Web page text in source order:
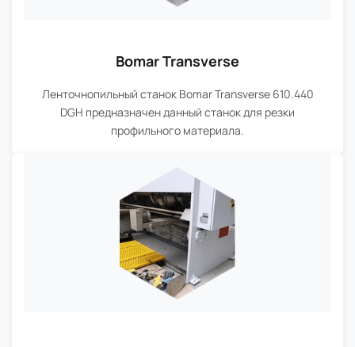
Bomar Transverse
Ленточнопильный станок Bomar Transverse 610.440
DGH предназначен данный станок для резки
профильного материала.